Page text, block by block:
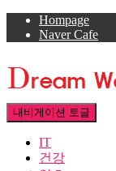
Hompage
Naver Cafe
내비게이션 토글
IT
건강